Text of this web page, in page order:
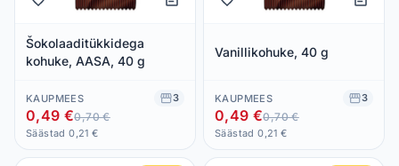
Šokolaaditükkidega
kohuke, AASA, 40 g
KAUPMEES 3
0,49 €0,70 €
Säästad 0,21 €
Vanillikohuke, 40 g
KAUPMEES 3
0,49 €0,70 €
Säästad 0,21 €